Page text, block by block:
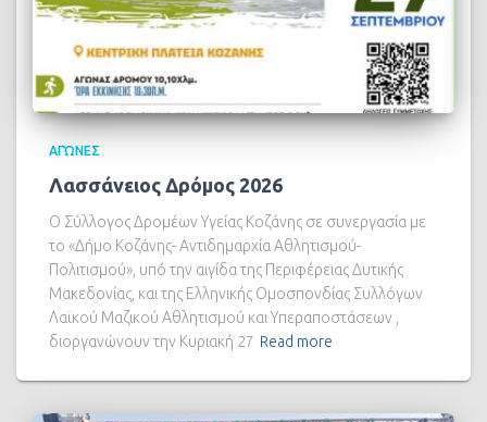
ΑΓΏΝΕΣ
Λασσάνειος Δρόμος 2026
Ο Σύλλογος Δρομέων Υγείας Κοζάνης σε συνεργασία με
το «Δήμο Κοζάνης- Αντιδημαρχία Αθλητισμού-
Πολιτισμού», υπό την αιγίδα της Περιφέρειας Δυτικής
Μακεδονίας, και της Ελληνικής Ομοσπονδίας Συλλόγων
Λαϊκού Μαζικού Αθλητισμού και Υπεραποστάσεων ,
διοργανώνουν την Κυριακή 27 Read more